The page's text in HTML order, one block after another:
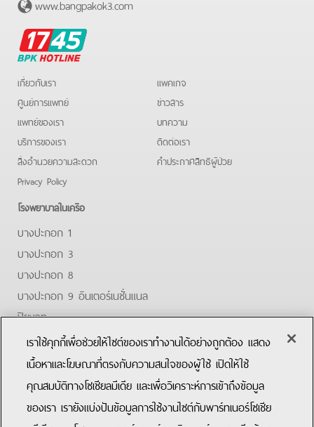
www.bangpakok3.com
BPK
Hotline
เกี่ยวกับเรา
ศูนย์การแพทย์
แพทย์ของเรา
บริการของเรา
สิ่งอำนวยความสะดวก
Privacy Policy
แพคเกจ
ข่าวสาร
บทความ
ติดต่อเรา
คําประกาศสิทธิผู้ป่วย
โรงพยาบาลในเครือ
บางปะกอก 1
บางปะกอก 3
บางปะกอก 8
บางปะกอก 9 อินเตอร์เนชั่นแนล
ปิยะเวท
บางปะกอก-รังสิต 2
บางปะกอกสมุทรปราการ
FacebookYoutube
เราใช้คุกกี้เพื่อช่วยให้ไซต์ของเราทำงานได้อย่างถูกต้อง แสดง
เนื้อหาและโฆษณาที่ตรงกับความสนใจของผู้ใช้ เปิดให้ใช้
คุณสมบัติทางโซเชียลมีเดีย และเพื่อวิเคราะห์การเข้าถึงข้อมูล
ของเรา เรายังแบ่งปันข้อมูลการใช้งานไซต์กับพาร์ทเนอร์โซเชีย